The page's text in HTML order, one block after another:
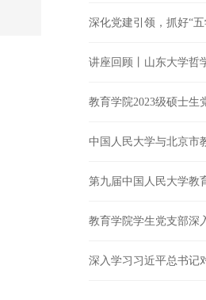
深化党建引领，抓好“
讲座回顾丨山东大学哲
教育学院2023级硕士生
中国人民大学与北京市
第九届中国人民大学教
教育学院学生党支部深
深入学习习近平总书